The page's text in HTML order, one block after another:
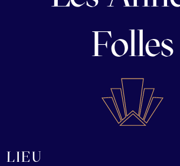
Folles
LIEU